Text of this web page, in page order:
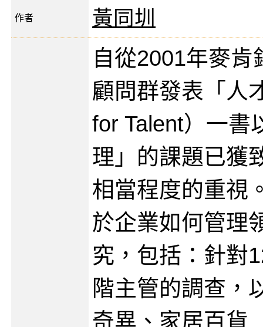
作者 黃同圳
自從2001年麥
顧問群發表「人
for Talent）一書
理」的課題已獲
相當程度的重視
於企業如何管理
究，包括：針對
階主管的調查，
奇異、家居百貨